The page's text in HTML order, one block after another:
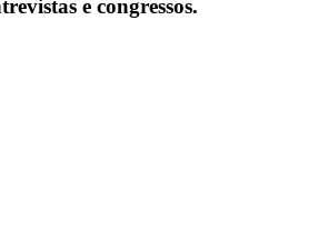
e congressos.